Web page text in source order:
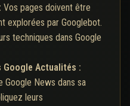
Vos pages doivent être
explorées par Googlebot.
techniques dans Google
Google Actualités :
Google News dans sa
leurs